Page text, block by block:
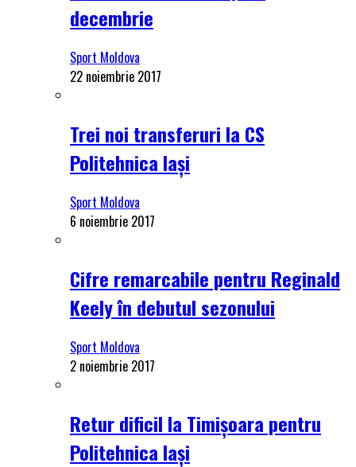
decembrie
Sport Moldova
22 noiembrie 2017
Trei noi transferuri la CS
Politehnica Iași
Sport Moldova
6 noiembrie 2017
Cifre remarcabile pentru Reginald
Keely în debutul sezonului
Sport Moldova
2 noiembrie 2017
Retur dificil la Timișoara pentru
Politehnica Iași